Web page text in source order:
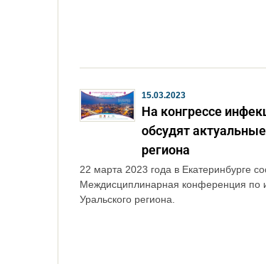
15.03.2023
На конгрессе
обсудят
региона
22 марта 2023 года в Екатеринбурге
Междисциплинарная конференция по
Уральского региона.